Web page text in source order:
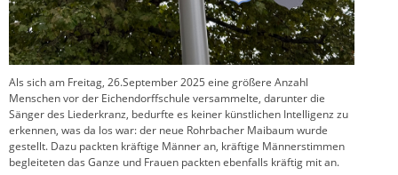
Als sich am Freitag, 26.September 2025 eine größere Anzahl
Menschen vor der Eichendorffschule versammelte, darunter die
Sänger des Liederkranz, bedurfte es keiner künstlichen Intelligenz zu
erkennen, was da los war: der neue Rohrbacher Maibaum wurde
gestellt. Dazu packten kräftige Männer an, kräftige Männerstimmen
begleiteten das Ganze und Frauen packten ebenfalls kräftig mit an.